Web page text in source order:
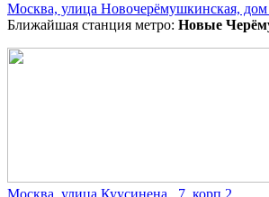
Москва, улица Новочерёмушкинская,
Ближайшая станция метро: Новые